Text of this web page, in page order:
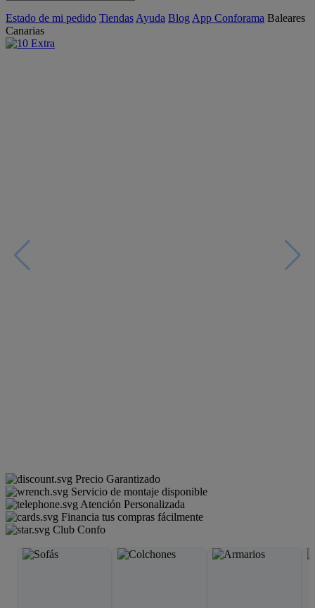
Estado de mi pedido Tiendas Ayuda Blog App Conforama Baleares
Canarias
Precio Garantizado
Servicio de montaje disponible
Atención Personalizada
Financia tus compras fácilmente
Club Confo